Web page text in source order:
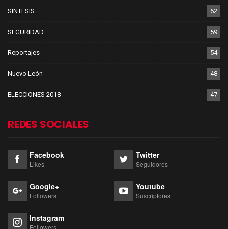
SINTESIS 62
SEGURIDAD 59
Reportajes 54
Nuevo León 48
ELECCIONES 2018 47
REDES SOCIALES
Facebook
Likes
Twitter
Seguidores
Google+
Followers
Youtube
Suscriptores
Instagram
Followers